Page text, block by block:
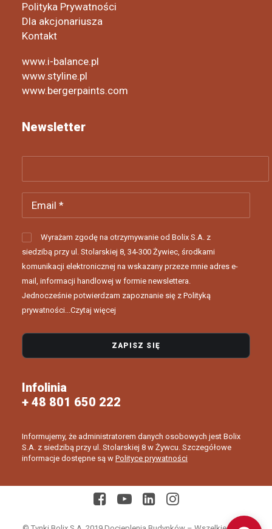
Polityka Prywatności
Dla akcjonariusza
Kontakt
www.i-balance.pl
www.styline.pl
www.bergerpaints.com
Newsletter
Wyrażam zgodę na otrzymywanie od Bolix S.A. z
siedzibą przy ul. Stolarskiej 8, 34-300 Żywiec, środkami
komunikacji elektronicznej na wskazany przeze mnie adres e-
mail, informacji handlowej w formie newslettera.
Jednocześnie potwierdzam zapoznanie się z Polityką
prywatności...Czytaj więcej
Infolinia
+ 48 801 650 222
Informujemy, że administratorem danych osobowych jest Bolix
S.A. z siedzibą przy ul. Stolarskiej 8 w Żywcu. Szczegółowe
informacje dostępne są w Polityce prywatności